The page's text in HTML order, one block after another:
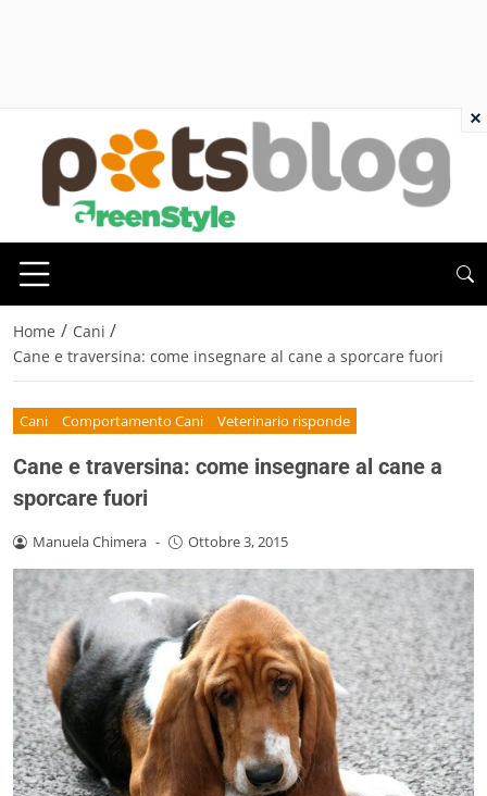
Home / Cani /
Cane e traversina: come insegnare al cane a sporcare fuori
Cani Comportamento Cani Veterinario risponde
Cane e traversina: come insegnare al cane a
sporcare fuori
Manuela Chimera - Ottobre 3, 2015
×